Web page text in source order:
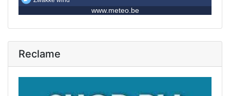
Reclame